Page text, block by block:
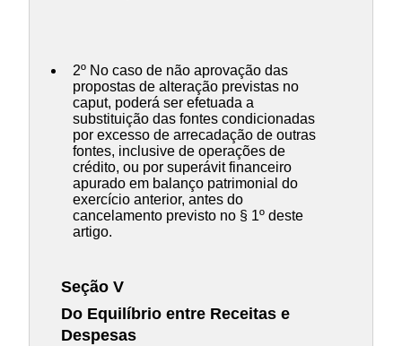
2º No caso de não aprovação das
propostas de alteração previstas no
caput, poderá ser efetuada a
substituição das fontes condicionadas
por excesso de arrecadação de outras
fontes, inclusive de operações de
crédito, ou por superávit financeiro
apurado em balanço patrimonial do
exercício anterior, antes do
cancelamento previsto no § 1º deste
artigo.
Seção V
Do Equilíbrio entre Receitas e
Despesas